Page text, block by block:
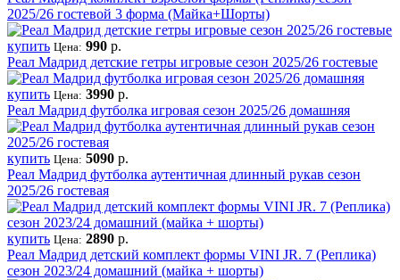
2025/26 гостевой 3 форма (Майка+Шорты)
купить Цена: 990 р.
Реал Мадрид детские гетры игровые сезон 2025/26 гостевые
купить Цена: 3990 р.
Реал Мадрид футболка игровая сезон 2025/26 домашняя
купить Цена: 5090 р.
Реал Мадрид футболка аутентичная длинный рукав сезон
2025/26 гостевая
купить Цена: 2890 р.
Реал Мадрид детский комплект формы VINI JR. 7 (Реплика)
сезон 2023/24 домашний (майка + шорты)